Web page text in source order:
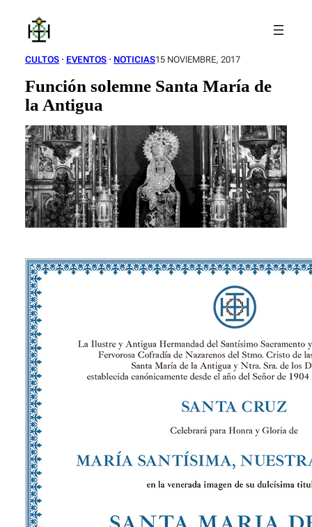
contenido
CULTOS · EVENTOS · NOTICIAS15 NOVIEMBRE, 2017
Función solemne Santa María de
la Antigua